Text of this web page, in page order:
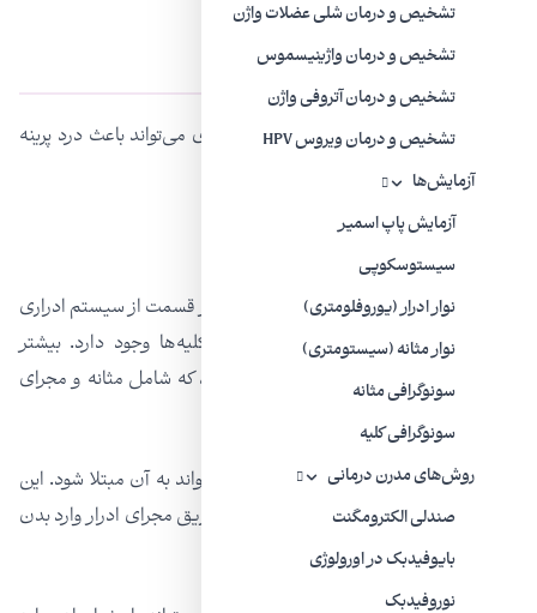
تشخیص و درمان شلی عضلات واژن
تشخیص و درمان واژینیسموس
تشخیص و درمان آتروفی واژن
تشخیص و درمان ویروس HPV
آزمایش‌ها
آزمایش پاپ اسمیر
سیستوسکوپی
نوار ادرار (یوروفلومتری)
نوار مثانه (سیستومتری)
سونوگرافی مثانه
سونوگرافی کلیه
روش‌های مدرن درمانی
صندلی الکترومگنت
بایوفیدبک در اورولوژی
نوروفیدبک
علل عمومی درد پرینه
هم در زنان و هم در مردان، شرایط متعددی می‌تواند باعث درد پرینه
عفونت مجاری ادرار (UTI)
عفونت دستگاه ادراری، عفونتی است که در هر قسمت از سیستم ادراری
شما مثل مجرای ادرار، مثانه، حالب‌ها یا کلیه‌ها وجود دارد. بیشتر
عفونت‌های ادراری بر دستگاه ادراری تحتانی، که شامل مثانه و مجرای
ادرار شما می‌شود، تأثیر می‌گذارد.
UTI در زنان شایع‌تر است، اما هر کسی می‌تواند به آن مبتلا شود. این
بیماری زمانی اتفاق می‌افتد که باکتری‌ها از طریق مجرای ادرار وارد بدن
و باعث عفونت می‌شوند.